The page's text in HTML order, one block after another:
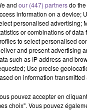
Bonnat un agent
and our (447) partnersdo
information on a device;
personalised advertising;
or combinations of
to select personalised
and present advertising
such as IP address and
Use precise
on information transmitted
pouvez accepter en
choix". Vous pouvez